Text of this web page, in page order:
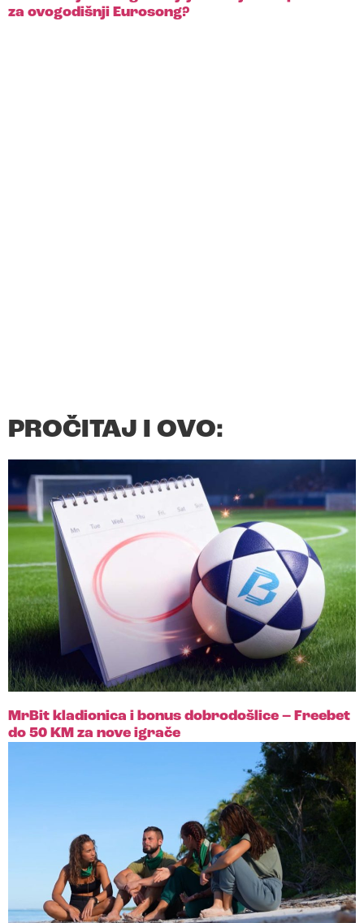
za ovogodišnji Eurosong?
PROČITAJ I OVO:
MrBit kladionica i bonus dobrodošlice – Freebet
do 50 KM za nove igrače